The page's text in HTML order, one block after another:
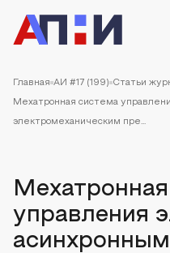
Главная АИ #17 (199) Статьи
Мехатронная система
электромеханическим пре...
управления
асинхронным